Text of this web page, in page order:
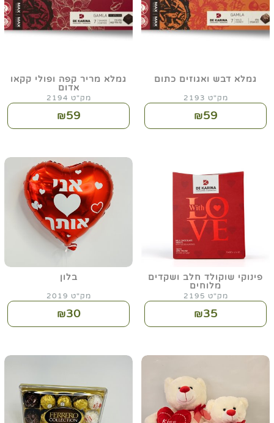
גמלא דבש ואגוזים כתום
מק"ט 2193
₪59
גמלא מריר קפה ופולי קקאו
אדום
מק"ט 2194
₪59
פינוקי שוקולד חלב ושקדים
מלוחים
מק"ט 2195
₪35
בלון
מק"ט 2019
₪30